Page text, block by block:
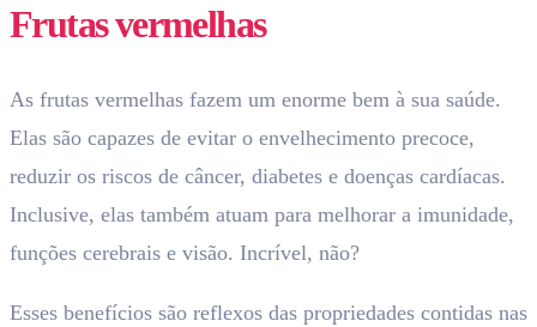
Frutas vermelhas
As frutas vermelhas fazem um enorme bem à sua saúde.
Elas são capazes de evitar o envelhecimento precoce,
reduzir os riscos de câncer, diabetes e doenças cardíacas.
Inclusive, elas também atuam para melhorar a imunidade,
funções cerebrais e visão. Incrível, não?
Esses benefícios são reflexos das propriedades contidas nas